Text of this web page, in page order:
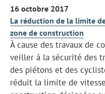
16 octobre 2017
La réduction de la limite
zone de construction
À cause des travaux de
veiller à la sécurité des
des piétons et des
réduit la limite de